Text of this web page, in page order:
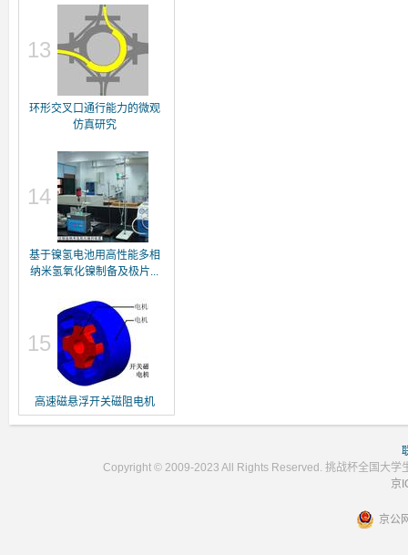
13
环形交叉口通行能力的微观
仿真研究
14
基于镍氢电池用高性能多相
纳米氢氧化镍制备及极片...
15
高速磁悬浮开关磁阻电机
Copyright © 2009-2023 All Rights Reserved. 挑战杯全国大学
京
京公